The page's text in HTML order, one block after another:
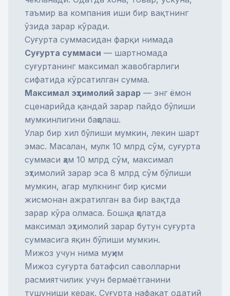
таъмир ва компания иши бир вақтнинг
ўзида зарар кўради.
Суғурта суммасидан фарқи нимада
Суғурта суммаси — шартномада
суғуртанинг максимал жавобгарлиги
сифатида кўрсатилган сумма.
Максимал эҳтимолий зарар — энг ёмон
сценарийда қандай зарар пайдо бўлиши
мумкинлигини баҳолаш.
Улар бир хил бўлиши мумкин, лекин шарт
эмас. Масалан, мулк 10 млрд сўм, суғурта
суммаси ҳам 10 млрд сўм, максимал
эҳтимолий зарар эса 8 млрд сўм бўлиши
мумкин, агар мулкнинг бир қисми
жисмонан ажратилган ва бир вақтда
зарар кўра олмаса. Бошқа ҳолатда
максимал эҳтимолий зарар бутун суғурта
суммасига яқин бўлиши мумкин.
Мижоз учун нима муҳим
Мижоз суғурта батафсил саволларни
расмиятчилик учун бермаётганини
тушуниши керак. Суғурта нафақат одатий